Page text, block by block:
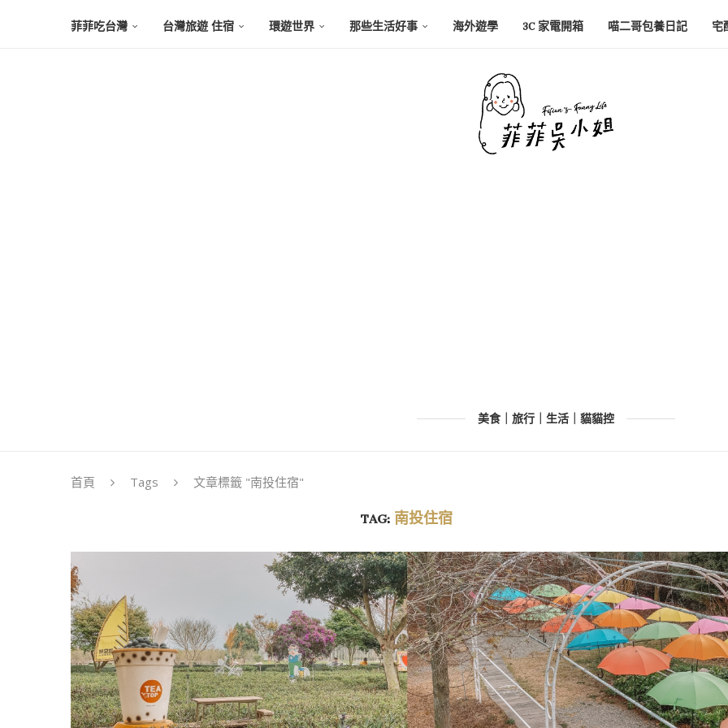
菲菲吃台灣 台灣旅遊 住宿 環遊世界 那些生活好事 海外遊學 3C 家電開箱 喵二哥包養日記 宅
美食｜旅行｜生活｜貓貓控
首頁 Tags 文章標籤 "南投住宿"
TAG:南投住宿